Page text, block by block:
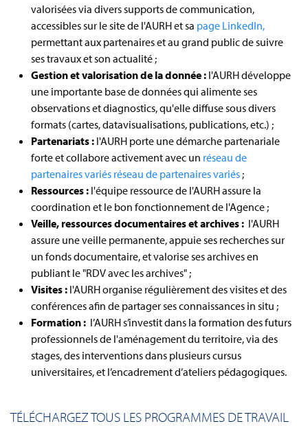
valorisées via divers supports de communication,
accessibles sur le site de l'AURH et sa page LinkedIn,
permettant aux partenaires et au grand public de suivre
ses travaux et son actualité ;
Gestion et valorisation de la donnée : l'AURH développe
une importante base de données qui alimente ses
observations et diagnostics, qu'elle diffuse sous divers
formats (cartes, datavisualisations, publications, etc.) ;
Partenariats : l'AURH porte une démarche partenariale
forte et collabore activement avec un réseau de
partenaires variés réseau de partenaires variés ;
Ressources : l'équipe ressource de l'AURH assure la
coordination et le bon fonctionnement de l'Agence ;
Veille, ressources documentaires et archives : l'AURH
assure une veille permanente, appuie ses recherches sur
un fonds documentaire, et valorise ses archives en
publiant le "RDV avec les archives" ;
Visites : l'AURH organise régulièrement des visites et des
conférences afin de partager ses connaissances in situ ;
Formation : l’AURH s’investit dans la formation des futurs
professionnels de l'aménagement du territoire, via des
stages, des interventions dans plusieurs cursus
universitaires, et l’encadrement d’ateliers pédagogiques.
TÉLÉCHARGEZ TOUS LES PROGRAMMES DE TRAVAIL